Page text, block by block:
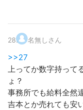
28. 名無しさん
>>27
上ってか数字持って
ょ？
事務所でも給料全然
吉本とか売れても安